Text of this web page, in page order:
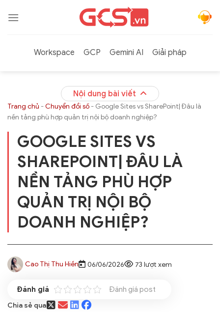
qua
Workspace
GCP Gemini AI Giải pháp
Nội dung bài viết
Trang chủ -Chuyển đổi số - Google Sites vs SharePoint| Đâu là
nền tảng phù hợp quản trị nội bộ doanh nghiệp?
GOOGLE SITES VS
SHAREPOINT| ĐÂU LÀ
NỀN TẢNG PHÙ HỢP
QUẢN TRỊ NỘI BỘ
DOANH NGHIỆP?
Cao Thị Thu Hiền 06/06/2026 73 lượt xem
Đánh giá post
Chia sẻ qua